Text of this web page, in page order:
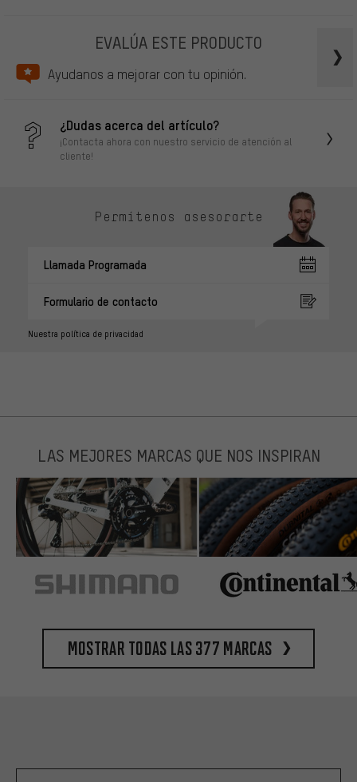
EVALÚA ESTE PRODUCTO
Ayudanos a mejorar con tu opinión.
¿Dudas acerca del artículo?
¡Contacta ahora con nuestro servicio de atención al
cliente!
Permítenos asesorarte
Llamada Programada
Formulario de contacto
Nuestra política de privacidad
LAS MEJORES MARCAS QUE NOS INSPIRAN
Mostrar todas las 377 marcas